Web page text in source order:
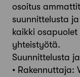
osoitus
suunnittelusta
kaikki
yhteistyötä.
Suunnittelusta
• Rakennuttaja: